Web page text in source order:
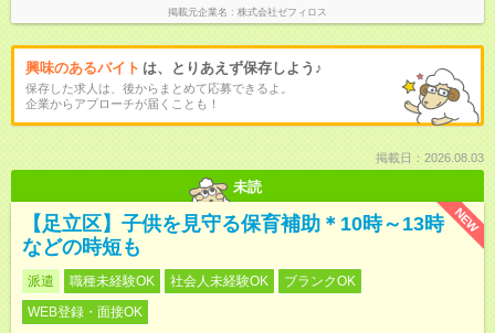
掲載元企業名 株式会社ゼフィロス
興味のあるバイト は、とりあえず保存しよう♪
保存した求人は、後からまとめて応募できるよ。
企業からアプローチが届くことも！
掲載日：2026.08.03
未読
NEW
【足立区】子供を見守る保育補助＊10時～13時
などの時短も
派遣 職種未経験OK 社会人未経験OK
ブランクOK
WEB登録・面接OK